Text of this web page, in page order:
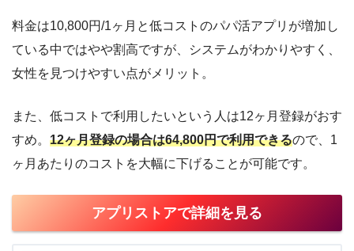
料金は10,800円/1ヶ月と低コストのパパ活アプリが増加し
ている中ではやや割高ですが、システムがわかりやすく、
女性を見つけやすい点がメリット。
また、低コストで利用したいという人は12ヶ月登録がおす
すめ。 12ヶ月登録の場合は64,800円で利用できるので、1
ヶ月あたりのコストを大幅に下げることが可能です。
アプリストアで詳細を見る